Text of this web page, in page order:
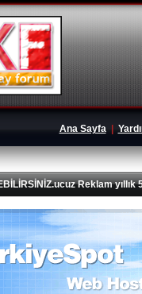
Ana Sayfa|
Reklam yıllık